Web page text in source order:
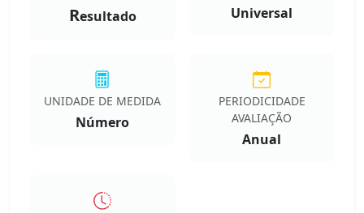
Resultado Universal
UNIDADE DE MEDIDA
Número
PERIODICIDADE
AVALIAÇÃO
Anual